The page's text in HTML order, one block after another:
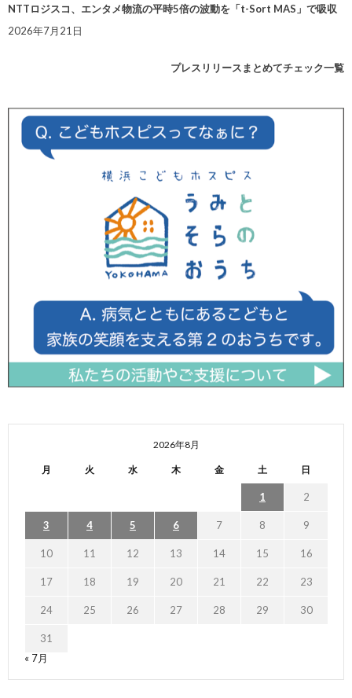
NTTロジスコ、エンタメ物流の平時5倍の波動を「t-Sort MAS」で吸収
2026年7月21日
プレスリリースまとめてチェック一覧
2026年8月
月 火 水 木 金 土 日
1 2
3 4 5 6 7 8 9
10 11 12 13 14 15 16
17 18 19 20 21 22 23
24 25 26 27 28 29 30
31
« 7月